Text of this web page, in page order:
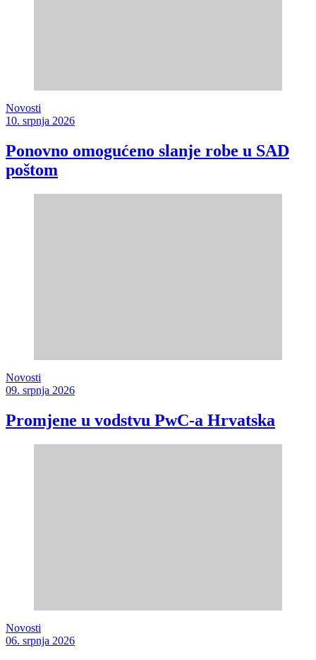
Novosti
10. srpnja 2026
Ponovno omogućeno slanje robe u SAD
poštom
Novosti
09. srpnja 2026
Promjene u vodstvu PwC-a Hrvatska
Novosti
06. srpnja 2026